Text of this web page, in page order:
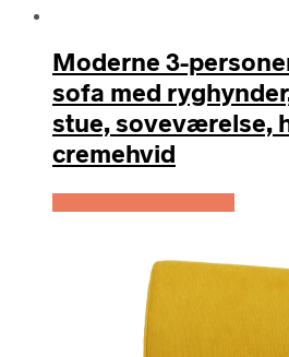
Moderne 3-
sofa med
stue, soveværelse,
cremehvid